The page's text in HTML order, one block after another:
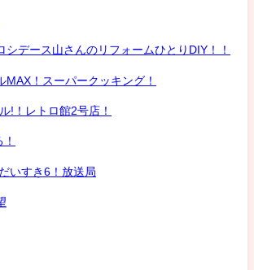
シデース山さんのリフォームひとりDIY！！
MAX！スーパークッキング！
!！レトロ館2号店！
いすき6！放送局